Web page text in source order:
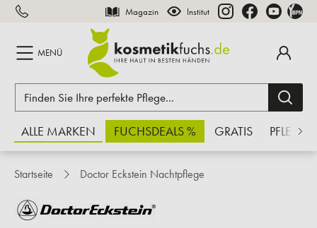
springen Magazin Institut
MENÜ
ALLE MARKEN FUCHSDEALS % GRATIS PFLEGE
Startseite Doctor Eckstein Nachtpflege